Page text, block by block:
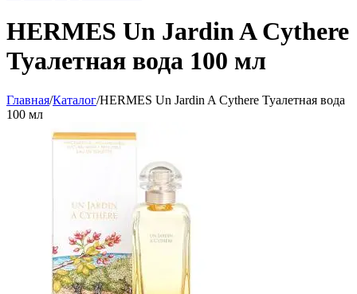
HERMES Un Jardin A Cythere
Туалетная вода 100 мл
Главная/Каталог/HERMES Un Jardin A Cythere Туалетная вода
100 мл